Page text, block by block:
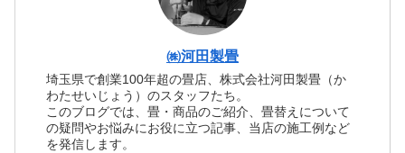
㈱河田製畳
埼玉県で創業100年超の畳店、株式会社河田製畳（か
わたせいじょう）のスタッフたち。
このブログでは、畳・商品のご紹介、畳替えについて
の疑問やお悩みにお役に立つ記事、当店の施工例など
を発信します。